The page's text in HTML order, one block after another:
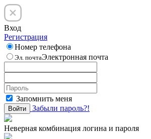
Вход
Регистрация
Номер телефона
Эл. почтаЭлектронная почта
Запомнить меня
Войти Забыли пароль?!
Неверная комбинация логина и пароля